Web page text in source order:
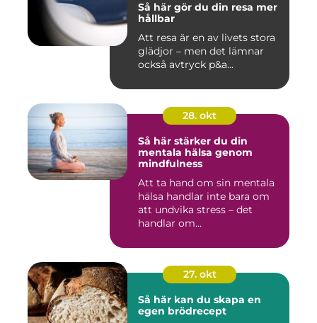
Så här gör du din resa mer
hållbar
Att resa är en av livets stora
glädjor – men det lämnar
också avtryck p&a...
28. okt
Så här stärker du din
mentala hälsa genom
mindfulness
Att ta hand om sin mentala
hälsa handlar inte bara om
att undvika stress – det
handlar om...
27. okt
Så här kan du skapa en
egen brödrecept